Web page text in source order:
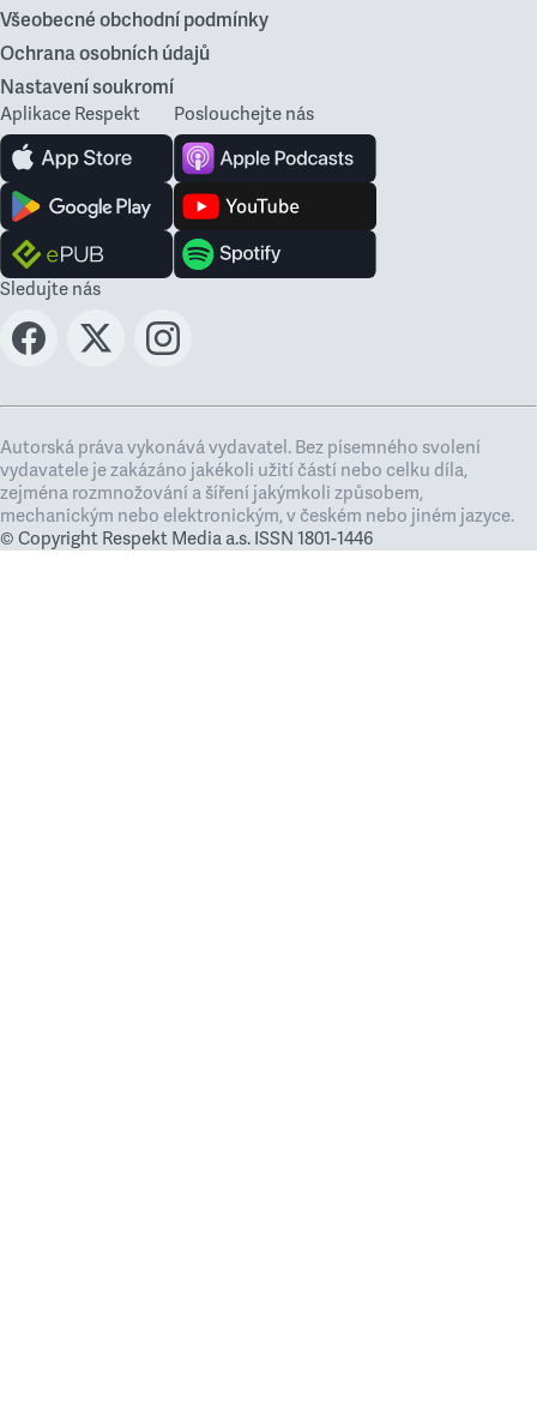
Všeobecné obchodní podmínky
Ochrana osobních údajů
Nastavení soukromí
Aplikace Respekt Poslouchejte nás
Sledujte nás
Autorská práva vykonává vydavatel. Bez písemného svolení
vydavatele je zakázáno jakékoli užití částí nebo celku díla,
zejména rozmnožování a šíření jakýmkoli způsobem,
mechanickým nebo elektronickým, v českém nebo jiném jazyce.
© Copyright Respekt Media a.s. ISSN 1801-1446